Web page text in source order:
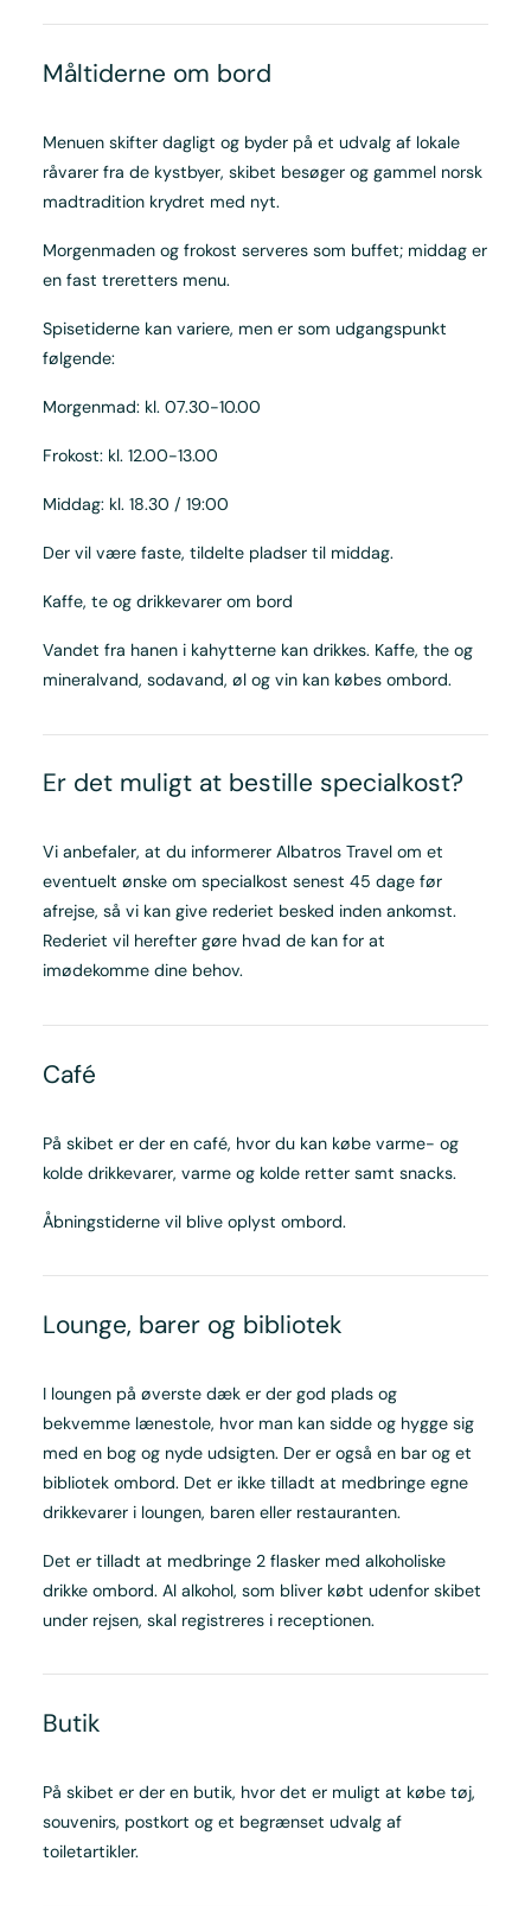
Måltiderne om bord
Menuen skifter dagligt og byder på et udvalg af lokale
råvarer fra de kystbyer, skibet besøger og gammel norsk
madtradition krydret med nyt.
Morgenmaden og frokost serveres som buffet; middag er
en fast treretters menu.
Spisetiderne kan variere, men er som udgangspunkt
følgende:
Morgenmad: kl. 07.30-10.00
Frokost: kl. 12.00-13.00
Middag: kl. 18.30 / 19:00
Der vil være faste, tildelte pladser til middag.
Kaffe, te og drikkevarer om bord
Vandet fra hanen i kahytterne kan drikkes. Kaffe, the og
mineralvand, sodavand, øl og vin kan købes ombord.
Er det muligt at bestille specialkost?
Vi anbefaler, at du informerer Albatros Travel om et
eventuelt ønske om specialkost senest 45 dage før
afrejse, så vi kan give rederiet besked inden ankomst.
Rederiet vil herefter gøre hvad de kan for at
imødekomme dine behov.
Café
På skibet er der en café, hvor du kan købe varme- og
kolde drikkevarer, varme og kolde retter samt snacks.
Åbningstiderne vil blive oplyst ombord.
Lounge, barer og bibliotek
I loungen på øverste dæk er der god plads og
bekvemme lænestole, hvor man kan sidde og hygge sig
med en bog og nyde udsigten. Der er også en bar og et
bibliotek ombord. Det er ikke tilladt at medbringe egne
drikkevarer i loungen, baren eller restauranten.
Det er tilladt at medbringe 2 flasker med alkoholiske
drikke ombord. Al alkohol, som bliver købt udenfor skibet
under rejsen, skal registreres i receptionen.
Butik
På skibet er der en butik, hvor det er muligt at købe tøj,
souvenirs, postkort og et begrænset udvalg af
toiletartikler.